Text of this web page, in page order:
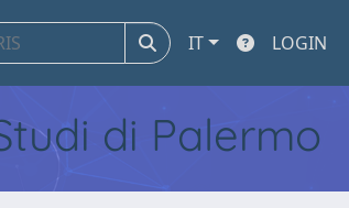
IT LOGIN
di Palermo